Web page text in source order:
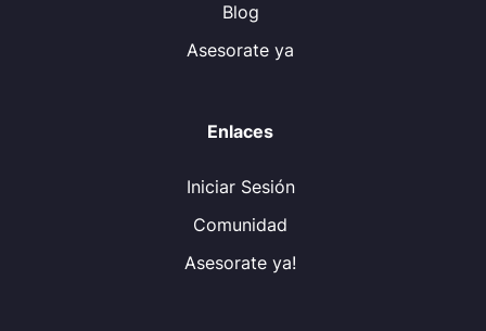
Blog
Asesorate ya
Enlaces
Iniciar Sesión
Comunidad
Asesorate ya!